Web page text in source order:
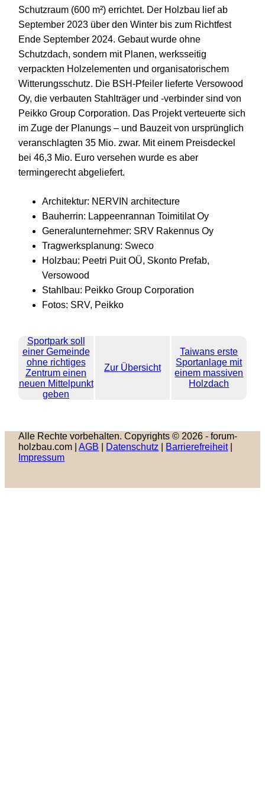
Schutzraum (600 m²) errichtet. Der Holzbau lief ab
September 2023 über den Winter bis zum Richtfest
Ende September 2024. Gebaut wurde ohne
Schutzdach, sondern mit Planen, werksseitig
verpackten Holzelementen und organisatorischem
Witterungsschutz. Die BSH-Pfeiler lieferte Versowood
Oy, die verbauten Stahlträger und -verbinder sind von
Peikko Group Corporation. Das Projekt verteuerte sich
im Zuge der Planungs – und Bauzeit von ursprünglich
veranschlagten 35 Mio. zwar. Mit einem Preisdeckel
bei 46,3 Mio. Euro versehen wurde es aber
termingerecht abgeliefert.
Architektur: NERVIN architecture
Bauherrin: Lappeenrannan Toimitilat Oy
Generalunternehmer: SRV Rakennus Oy
Tragwerksplanung: Sweco
Holzbau: Peetri Puit OÜ, Skonto Prefab,
Versowood
Stahlbau: Peikko Group Corporation
Fotos: SRV, Peikko
Sportpark soll
einer Gemeinde
ohne richtiges
Zentrum einen
neuen Mittelpunkt
geben
Zur Übersicht
Taiwans erste
Sportanlage mit
einem massiven
Holzdach
Alle Rechte vorbehalten. Copyrights © 2026 - forum-
holzbau.com |AGB Datenschutz Barrierefreiheit|
Impressum